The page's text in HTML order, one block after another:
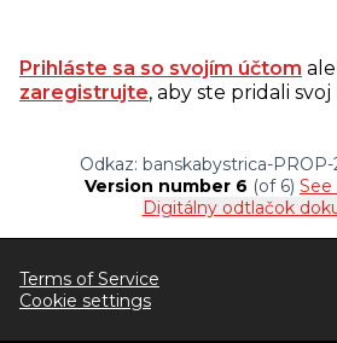
Prihláste sa so svojím účtom
zaregistrujte, aby ste pridali
Odkaz: banskabystrica-
Version number 6 (of 6)
Digitálny odtlačok
Terms of Service
Cookie settings